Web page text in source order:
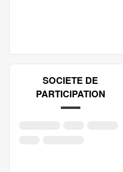
SOCIETE DE
PARTICIPATION